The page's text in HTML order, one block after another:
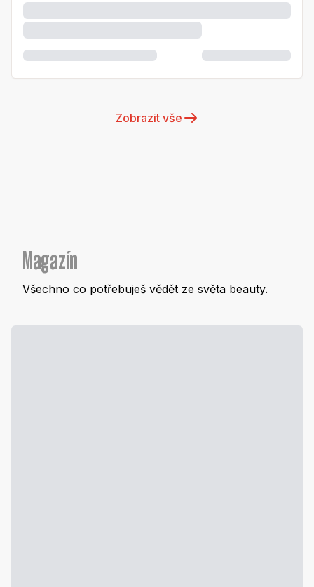
Zobrazit vše
Magazín
Všechno co potřebuješ vědět ze světa beauty.